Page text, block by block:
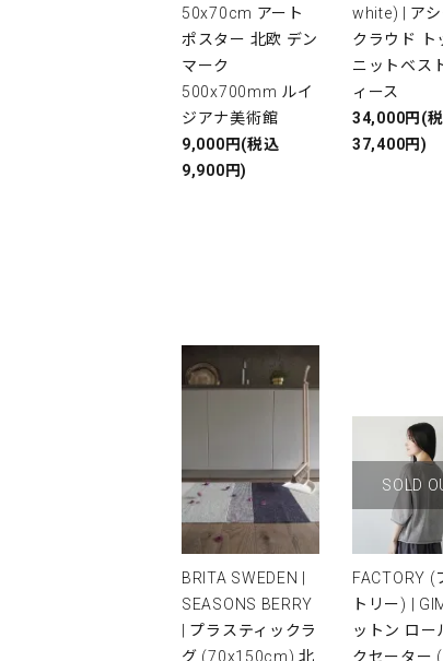
50x70cm アート
ポスター 北欧 デン
マーク
500x700mm ルイ
ジアナ美術館
9,000円(税込
9,900円)
white) | ア
クラウド ト
ニットベス
ィース
34,000円(
37,400円)
BRITA SWEDEN |
SEASONS BERRY
| プラスティックラ
グ (70x150cm) 北
SOLD
FACTORY (
トリー) |
ットン ロー
クセーター